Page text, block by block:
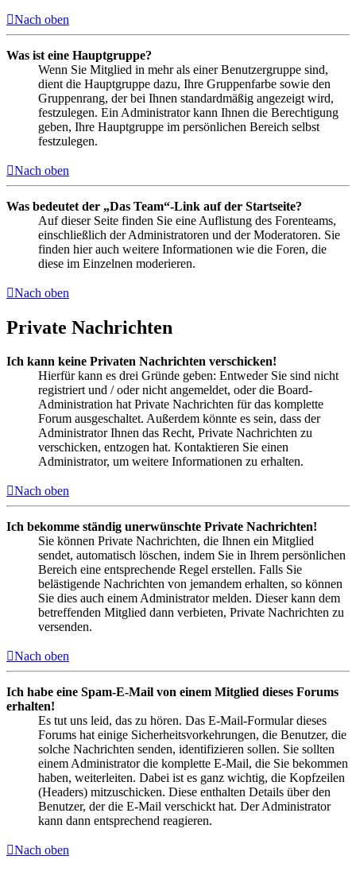
Nach oben
Was ist eine Hauptgruppe?
Wenn Sie Mitglied in mehr als einer Benutzergruppe sind,
dient die Hauptgruppe dazu, Ihre Gruppenfarbe sowie den
Gruppenrang, der bei Ihnen standardmäßig angezeigt wird,
festzulegen. Ein Administrator kann Ihnen die Berechtigung
geben, Ihre Hauptgruppe im persönlichen Bereich selbst
festzulegen.
Nach oben
Was bedeutet der „Das Team“-Link auf der Startseite?
Auf dieser Seite finden Sie eine Auflistung des Forenteams,
einschließlich der Administratoren und der Moderatoren. Sie
finden hier auch weitere Informationen wie die Foren, die
diese im Einzelnen moderieren.
Nach oben
Private Nachrichten
Ich kann keine Privaten Nachrichten verschicken!
Hierfür kann es drei Gründe geben: Entweder Sie sind nicht
registriert und / oder nicht angemeldet, oder die Board-
Administration hat Private Nachrichten für das komplette
Forum ausgeschaltet. Außerdem könnte es sein, dass der
Administrator Ihnen das Recht, Private Nachrichten zu
verschicken, entzogen hat. Kontaktieren Sie einen
Administrator, um weitere Informationen zu erhalten.
Nach oben
Ich bekomme ständig unerwünschte Private Nachrichten!
Sie können Private Nachrichten, die Ihnen ein Mitglied
sendet, automatisch löschen, indem Sie in Ihrem persönlichen
Bereich eine entsprechende Regel erstellen. Falls Sie
belästigende Nachrichten von jemandem erhalten, so können
Sie dies auch einem Administrator melden. Dieser kann dem
betreffenden Mitglied dann verbieten, Private Nachrichten zu
versenden.
Nach oben
Ich habe eine Spam-E-Mail von einem Mitglied dieses Forums
erhalten!
Es tut uns leid, das zu hören. Das E-Mail-Formular dieses
Forums hat einige Sicherheitsvorkehrungen, die Benutzer, die
solche Nachrichten senden, identifizieren sollen. Sie sollten
einem Administrator die komplette E-Mail, die Sie bekommen
haben, weiterleiten. Dabei ist es ganz wichtig, die Kopfzeilen
(Headers) mitzuschicken. Diese enthalten Details über den
Benutzer, der die E-Mail verschickt hat. Der Administrator
kann dann entsprechend reagieren.
Nach oben